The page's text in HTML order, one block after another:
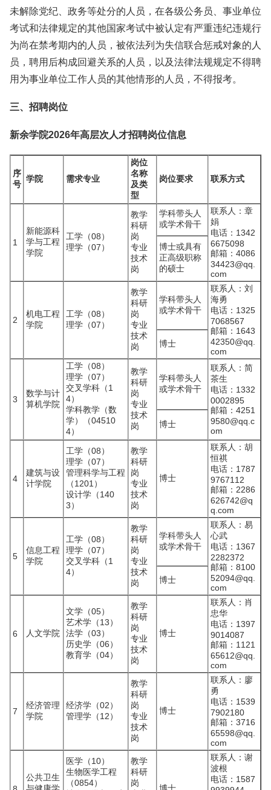
未解除党纪、政务等处分的人员，在各级公务员、事业单位
考试和法律规定的其他国家考试中被认定有严重违纪违规行
为尚在禁考期内的人员，被依法列为失信联合惩戒对象的人
员，聘用后构成回避关系的人员，以及法律法规规定不得聘
用为事业单位工作人员的其他情形的人员，不得报考。
三、招聘岗位
新余学院2026年高层次人才招聘岗位信息
序
号
学院 需求专业
岗位
名称
及类
型
岗位要求 联系方式
1
新能源科
学与工程
学院
工学（08）
理学（07）
教学
科研
岗
专业
技术
岗
学科带头人
或学术骨干
联系人：章
娟
电话：1342
6675098
邮箱：4086
34423@qq.
com
博士或具有
正高级职称
的硕士
2
机电工程
学院
工学（08）
理学（07）
教学
科研
岗
专业
技术
岗
学科带头人
或学术骨干
联系人：刘
海勇
电话：1325
7068567
邮箱：1643
42350@qq.
com
博士
3
数学与计
算机学院
工学（08）
理学（07）
交叉学科（1
4）
学科教学（数
学）（04510
4）
教学
科研
岗
专业
技术
岗
学科带头人
或学术骨干
联系人：简
茶生
电话：1332
0002895
邮箱：4251
9580@qq.c
om
博士
4
建筑与设
计学院
工学（08）
理学（07）
管理科学与工程
（1201）
设计学（140
3）
教学
科研
岗
专业
技术
岗
博士
联系人：胡
恒祺
电话：1787
9767112
邮箱：2286
626742@q
q.com
5
信息工程
学院
工学（08）
理学（07）
交叉学科（1
4）
教学
科研
岗
专业
技术
岗
学科带头人
或学术骨干
联系人：易
心武
电话：1367
2282372
邮箱：8100
52094@qq.
com
博士
6 人文学院
文学（05）
艺术学（13）
法学（03）
历史学（06）
教育学（04）
教学
科研
岗
专业
技术
岗
博士
联系人：肖
忠华
电话：1397
9014087
邮箱：1121
65612@qq.
com
7
经济管理
学院
经济学（02）
管理学（12）
教学
科研
岗
专业
技术
岗
博士
联系人：廖
勇
电话：1539
7902180
邮箱：3716
65598@qq.
com
公共卫生
医学（10）
生物医学工程
（0854）
教学
科研
岗
联系人：谢
波根
电话：1587